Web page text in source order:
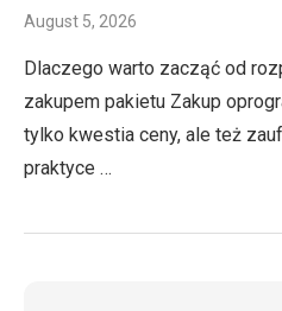
August 5, 2026
Dlaczego warto zacząć od
zakupem pakietu Zakup
tylko kwestia ceny, ale też
praktyce …